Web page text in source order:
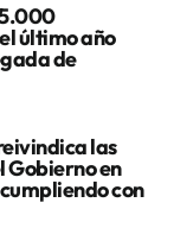
último año
de
las
Gobierno en
con